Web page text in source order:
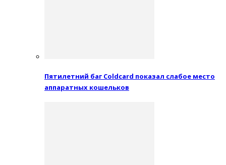
Пятилетний баг Coldcard показал слабое место
аппаратных кошельков